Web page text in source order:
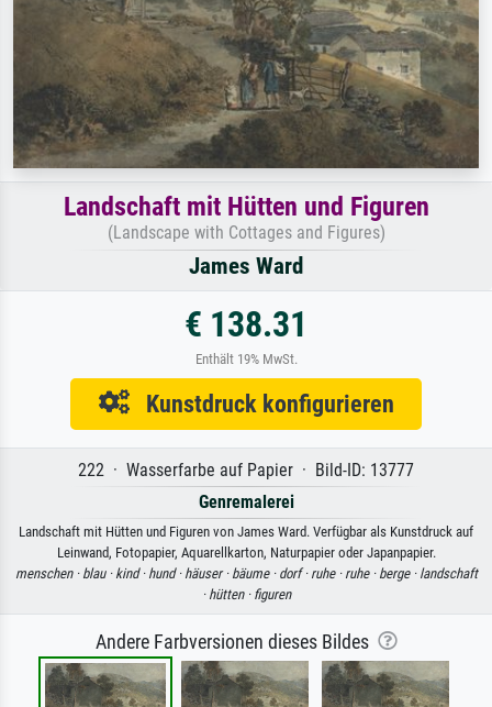
Landschaft mit Hütten und Figuren
(Landscape with Cottages and Figures)
James Ward
€ 138.31
Enthält 19% MwSt.
Kunstdruck konfigurieren
222 · Wasserfarbe auf Papier · Bild-ID: 13777
Genremalerei
Landschaft mit Hütten und Figuren von James Ward. Verfügbar als Kunstdruck auf
Leinwand, Fotopapier, Aquarellkarton, Naturpapier oder Japanpapier.
menschen · blau · kind · hund · häuser · bäume · dorf · ruhe · ruhe · berge · landschaft
· hütten · figuren
Andere Farbversionen dieses Bildes